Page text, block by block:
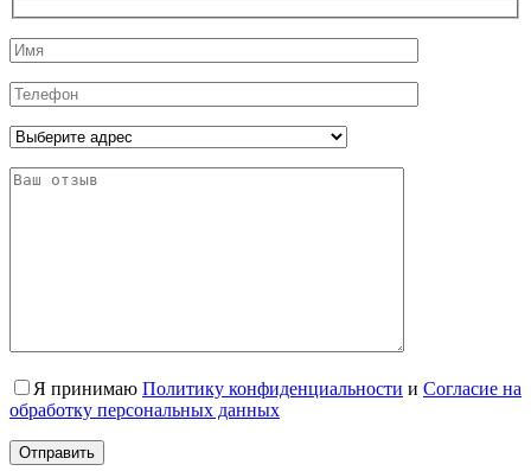
Я принимаю Политику конфиденциальности и Согласие на
обработку персональных данных